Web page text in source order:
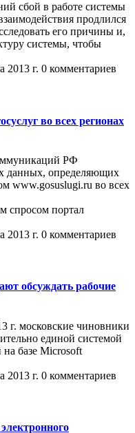
сбой в работе системы
продлился
его причины и,
системы, чтобы
2013 г. 0 комментариев
во всех регионах
РФ
данных, определяющих
www.gosuslugi.ru во всех
спросом портал
2013 г. 0 комментариев
обсуждать рабочие
г. московские чиновники
единой системой
базе Microsoft
2013 г. 0 комментариев